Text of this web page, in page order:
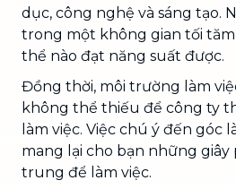
dục, công nghệ và sáng tạo.
trong một không gian tối
thể nào đạt năng suất được.
Đồng thời, môi trường làm
không thể thiếu để công ty
làm việc. Việc chú ý đến góc
mang lại cho bạn những
trung để làm việc.